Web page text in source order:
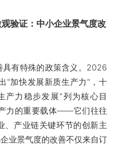
验证：中小企业景气度改
具有特殊的政策含义。2026
"加快发展新质生产力"，十
产力稳步发展"列为核心目
力的重要载体——它们往往
、产业链关键环节的创新主
业景气度的改善不仅来自订